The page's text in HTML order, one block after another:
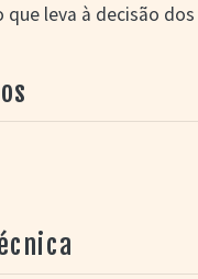
que leva à decisão
Gimenez +
do cangaço
Amaral +O